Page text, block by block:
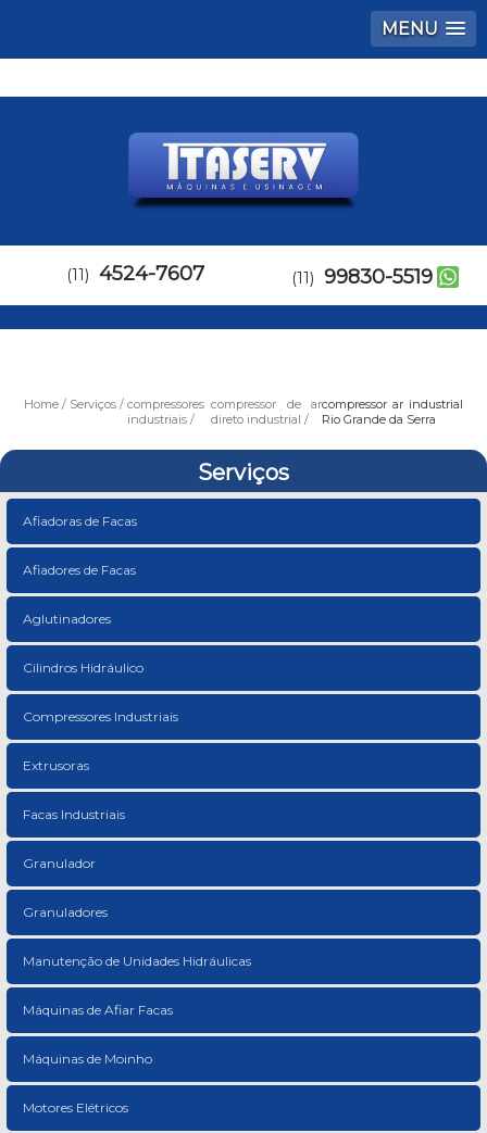
MENU
(11) 4524-7607 (11) 99830-5519
Home Serviços
compressores
industriais
compressor de ar
direto industrial
compressor ar industrial
Rio Grande da Serra
Serviços
Afiadoras de Facas
Afiadores de Facas
Aglutinadores
Cilindros Hidráulico
Compressores Industriais
Extrusoras
Facas Industriais
Granulador
Granuladores
Manutenção de Unidades Hidráulicas
Máquinas de Afiar Facas
Máquinas de Moinho
Motores Elétricos